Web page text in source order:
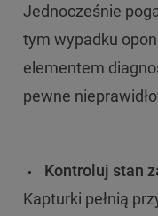
Jednocześnie
tym wypadku
elementem
pewne
Kontroluj stan
Kapturki pełnią